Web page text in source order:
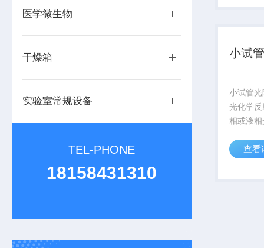
医学微生物
干燥箱
实验室常规设备
TEL-PHONE
18158431310
点。仪
小试
小试管
光化学
相或液
以及反
应。具
查看